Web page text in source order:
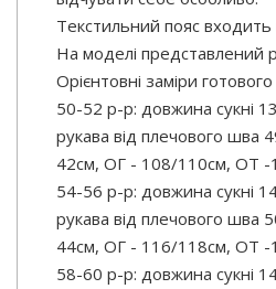
Текстильний пояс входить
На моделі представлений
Орієнтовні заміри
50-52 р-р: довжина сукні
рукава від плечового шва
42см, ОГ - 108/110см, ОТ -
54-56 р-р: довжина сукні
рукава від плечового шва
44см, ОГ - 116/118см, ОТ -
58-60 р-р: довжина сукні